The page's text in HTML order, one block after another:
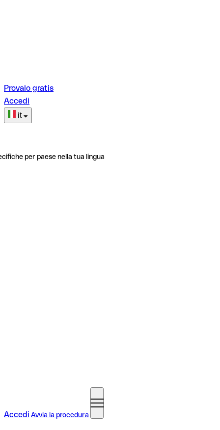
Provalo gratis
Accedi
it
per paese nella tua lingua
Accedi Avvia la procedura